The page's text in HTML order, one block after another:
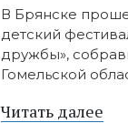
В Брянске
детский
дружбы»,
Гомельской
Читать далее